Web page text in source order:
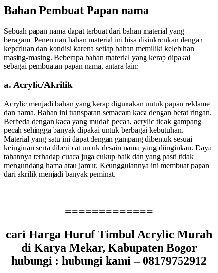
Bahan Pembuat Papan nama
Sebuah papan nama dapat terbuat dari bahan material yang
beragam. Penentuan bahan material ini bisa disinkronkan dengan
keperluan dan kondisi karena setiap bahan memiliki kelebihan
masing-masing. Beberapa bahan material yang kerap dipakai
sebagai pembuatan papan nama, antara lain:
a. Acrylic/Akrilik
Acrylic menjadi bahan yang kerap digunakan untuk papan reklame
dan nama. Bahan ini transparan semacam kaca dengan berat ringan.
Berbeda dengan kaca yang mudah pecah, acrylic tidak gampang
pecah sehingga banyak dipakai untuk berbagai kebutuhan.
Material yang satu ini dapat dengan gampang dibentuk sesuai
keinginan serta diberi cat untuk desain nama yang diinginkan. Daya
tahannya terhadap cuaca juga cukup baik dan yang pasti tidak
mengundang hama atau jamur. Keunggulannya ini membuat papan
dari akrilik menjadi banyak peminat.
=============
cari Harga Huruf Timbul Acrylic Murah
di Karya Mekar, Kabupaten Bogor
hubungi : hubungi kami – 08179752912